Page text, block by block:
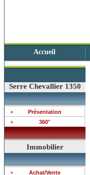
Accueil
Serre Chevallier 1350
Présentation
360°
Immobilier
Achat/Vente